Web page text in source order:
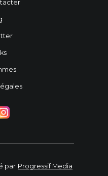
par Progressif Media